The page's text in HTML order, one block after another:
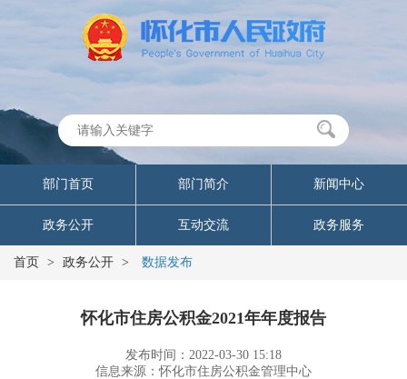
部门首页 部门简介 新闻中心
政务公开 互动交流 政务服务
首页 > 政务公开 > 数据发布
怀化市住房公积金2021年年度报告
发布时间：2022-03-30 15:18
信息来源：怀化市住房公积金管理中心